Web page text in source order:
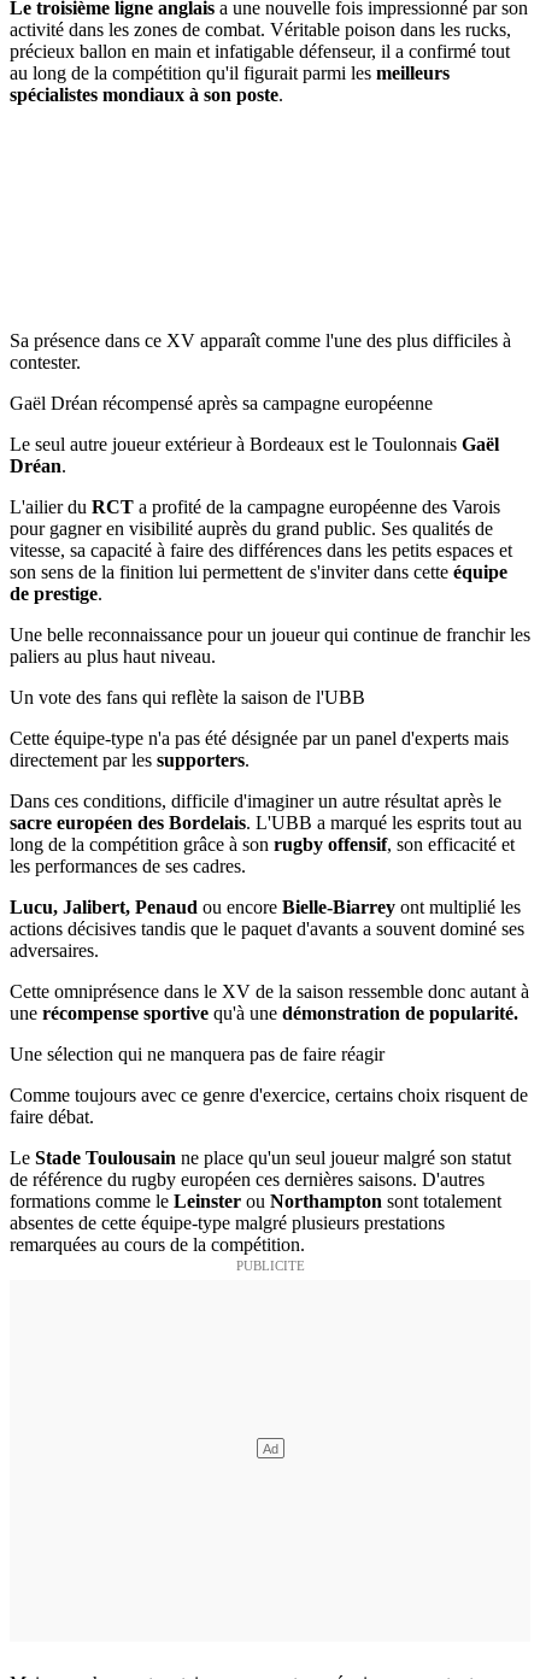
Le troisième ligne anglais a une nouvelle fois impressionné par son
activité dans les zones de combat. Véritable poison dans les rucks,
précieux ballon en main et infatigable défenseur, il a confirmé tout
au long de la compétition qu'il figurait parmi les meilleurs
spécialistes mondiaux à son poste.
Sa présence dans ce XV apparaît comme l'une des plus difficiles à
contester.
Gaël Dréan récompensé après sa campagne européenne
Le seul autre joueur extérieur à Bordeaux est le Toulonnais Gaël
Dréan.
L'ailier du RCT a profité de la campagne européenne des Varois
pour gagner en visibilité auprès du grand public. Ses qualités de
vitesse, sa capacité à faire des différences dans les petits espaces et
son sens de la finition lui permettent de s'inviter dans cette équipe
de prestige.
Une belle reconnaissance pour un joueur qui continue de franchir les
paliers au plus haut niveau.
Un vote des fans qui reflète la saison de l'UBB
Cette équipe-type n'a pas été désignée par un panel d'experts mais
directement par les supporters.
Dans ces conditions, difficile d'imaginer un autre résultat après le
sacre européen des Bordelais. L'UBB a marqué les esprits tout au
long de la compétition grâce à son rugby offensif, son efficacité et
les performances de ses cadres.
Lucu, Jalibert, Penaud ou encore Bielle-Biarrey ont multiplié les
actions décisives tandis que le paquet d'avants a souvent dominé ses
adversaires.
Cette omniprésence dans le XV de la saison ressemble donc autant à
une récompense sportive qu'à une démonstration de popularité.
Une sélection qui ne manquera pas de faire réagir
Comme toujours avec ce genre d'exercice, certains choix risquent de
faire débat.
Le Stade Toulousain ne place qu'un seul joueur malgré son statut
de référence du rugby européen ces dernières saisons. D'autres
formations comme le Leinster ou Northampton sont totalement
absentes de cette équipe-type malgré plusieurs prestations
remarquées au cours de la compétition.